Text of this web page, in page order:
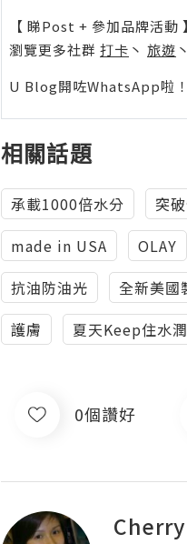
【 睇Post + 參加品牌活動 】
瀏覽更多社群 打卡 丶 旅遊 丶
U Blog開咗WhatsApp啦
相關話題
承載1000倍水分 突
made in USA
OLAY
抗油防油光
全新美國
護膚
夏天Keep住水
0個讚好